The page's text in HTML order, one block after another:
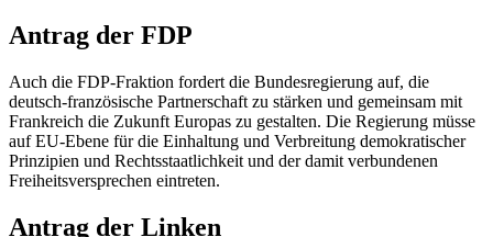
Antrag der FDP
Auch die FDP-Fraktion fordert die Bundesregierung auf, die
deutsch-französische Partnerschaft zu stärken und gemeinsam mit
Frankreich die Zukunft Europas zu gestalten. Die Regierung müsse
auf EU-Ebene für die Einhaltung und Verbreitung demokratischer
Prinzipien und Rechtsstaatlichkeit und der damit verbundenen
Freiheitsversprechen eintreten.
Antrag der Linken